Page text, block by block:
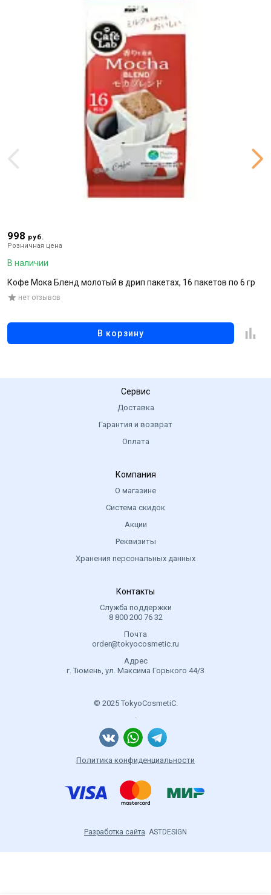
998 руб.
Розничная цена
В наличии
Кофе Мока Бленд молотый в дрип пакетах, 16 пакетов по 6 гр
нет отзывов
В корзину
Сервис
Доставка
Гарантия и возврат
Оплата
Компания
О магазине
Система скидок
Акции
Реквизиты
Хранения персональных данных
Контакты
Служба поддержки
8 800 200 76 32
Почта
order@tokyocosmetic.ru
Адрес
г. Тюмень, ул. Максима Горького 44/3
© 2025 TokyoCosmetiC.
.
Политика конфиденциальности
Разработка сайта ASTDESIGN